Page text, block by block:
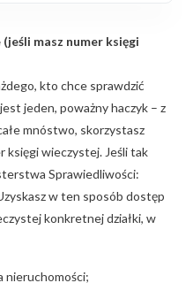
masz numer księgi
kto chce sprawdzić
jeden, poważny haczyk – z
mnóstwo, skorzystasz
księgi wieczystej. Jeśli tak
Sprawiedliwości:
w ten sposób dostęp
konkretnej działki, w
nieruchomości;